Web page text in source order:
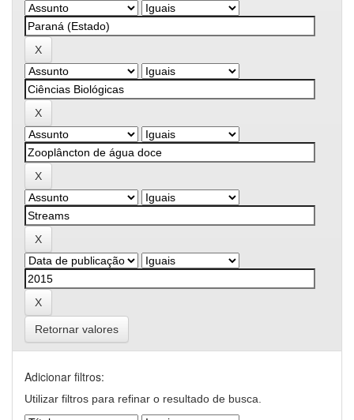
Retornar valores
Adicionar filtros:
Utilizar filtros para refinar o resultado de busca.